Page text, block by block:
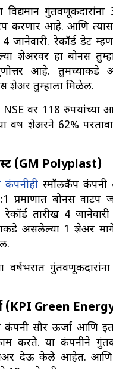
गुंतवणूकदारांना
करणार आहे. आणि
रेकॉर्ड डेट
शेअरवर हा बोनस
आहे. तुमच्याकडे
शेअर तुम्हाला मिळेल.
वर 118 रुपयांच्या
शेअरने 62%
(GM Polyplast)
कंपनीही स्मॉलकॅप
प्रमाणात बोनस
रेकॉर्ड तारीख 4
असलेल्या 1 शेअर
वर्षभरात
(KPI Green
कंपनी सौर ऊर्जा आणि
काम करते. या कंपनीने
देऊ केले आहेत. आणि